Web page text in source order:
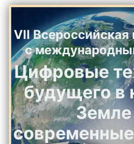
VII
с
Цифровые
будущего в